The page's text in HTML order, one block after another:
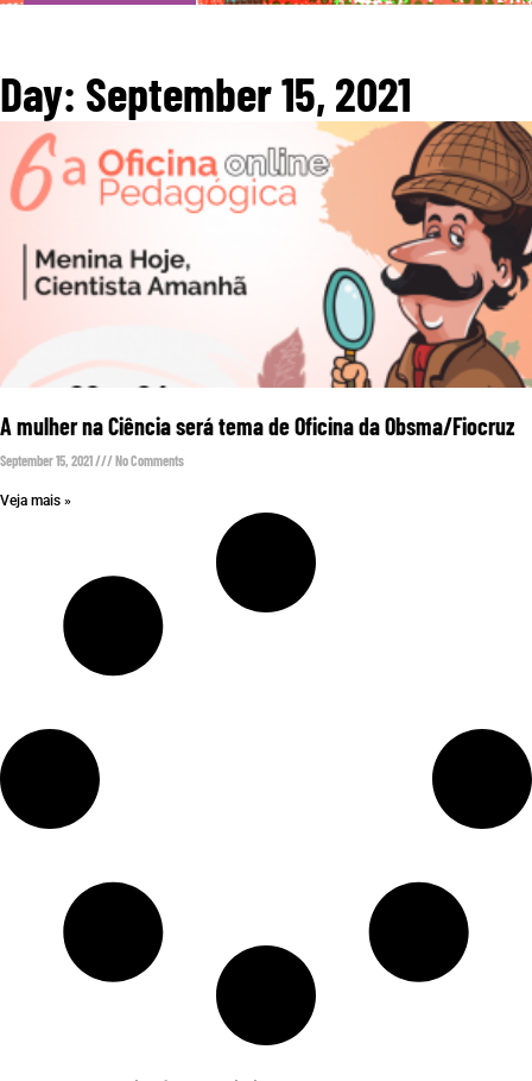
Day: September 15, 2021
A mulher na Ciência será tema de Oficina da Obsma/Fiocruz
September 15, 2021 No Comments
Veja mais »